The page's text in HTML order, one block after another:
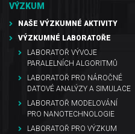
VÝZKUM
NAŠE VÝZKUMNÉ AKTIVITY
VÝZKUMNÉ LABORATOŘE
LABORATOŘ VÝVOJE
PARALELNÍCH ALGORITMŮ
LABORATOŘ PRO NÁROČNÉ
DATOVÉ ANALÝZY A SIMULACE
LABORATOŘ MODELOVÁNÍ
PRO NANOTECHNOLOGIE
LABORATOŘ PRO VÝZKUM